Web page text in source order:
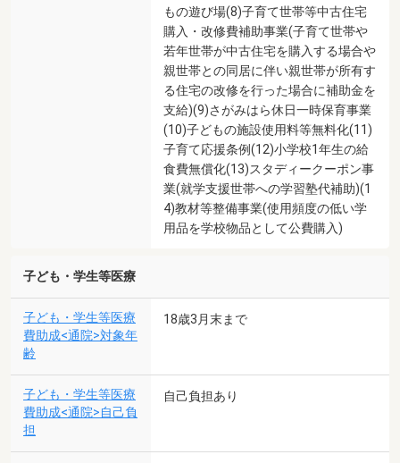
もの遊び場(8)子育て世帯等中古住宅
購入・改修費補助事業(子育て世帯や
若年世帯が中古住宅を購入する場合や
親世帯との同居に伴い親世帯が所有す
る住宅の改修を行った場合に補助金を
支給)(9)さがみはら休日一時保育事業
(10)子どもの施設使用料等無料化(11)
子育て応援条例(12)小学校1年生の給
食費無償化(13)スタディークーポン事
業(就学支援世帯への学習塾代補助)(1
4)教材等整備事業(使用頻度の低い学
用品を学校物品として公費購入)
子ども・学生等医療
子ども・学生等医療
費助成<通院>対象年
齢
18歳3月末まで
子ども・学生等医療
費助成<通院>自己負
担
自己負担あり